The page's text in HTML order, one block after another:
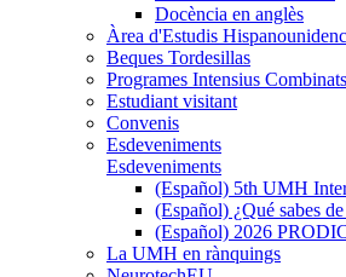
Docència en anglès
Àrea d'Estudis
Beques Tordesillas
Programes Intensius
Estudiant visitant
Convenis
Esdeveniments
Esdeveniments
(Español) 5th UMH
(Español) ¿Qué sabes
(Español) 2026
La UMH en rànquings